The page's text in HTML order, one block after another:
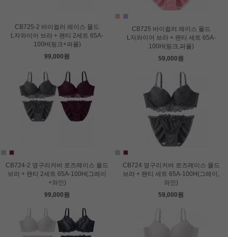
CB725-2 바이컬러 레이스 몰드
L자와이어 브라 + 팬티 2세트 65A-
100H(핑크+퍼플)
99,000원
CB725 바이컬러 레이스 몰드
L자와이어 브라 + 팬티 세트 65A-
100H(핑크,퍼플)
59,000원
CB724-2 옆구리커버 로즈레이스 몰드
브라 + 팬티 2세트 65A-100H(그레이
+와인)
99,000원
CB724 옆구리커버 로즈레이스 몰드
브라 + 팬티 세트 65A-100H(그레이,
와인)
59,000원